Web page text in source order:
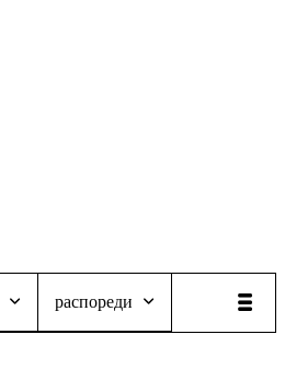
распореди